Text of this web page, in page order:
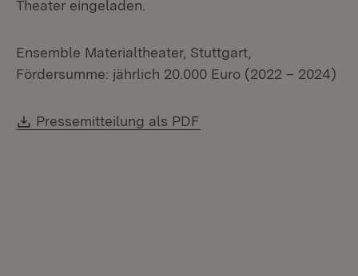
Theater eingeladen.
Ensemble Materialtheater, Stuttgart,
Fördersumme: jährlich 20.000 Euro (2022 – 2024)
Download:
Pressemitteilung als PDF